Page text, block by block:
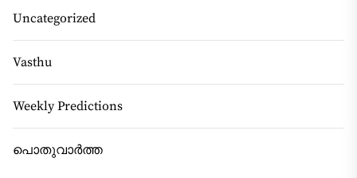
Uncategorized
Vasthu
Weekly Predictions
പൊതുവാർത്ത